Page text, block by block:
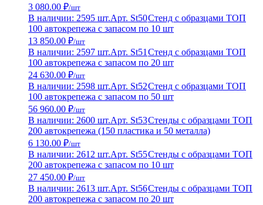
3 080.00 ₽/шт
В наличии: 2595 шт.Арт. St50Стенд с образцами ТОП
100 автокрепежа с запасом по 10 шт
13 850.00 ₽/шт
В наличии: 2597 шт.Арт. St51 Стенд с образцами ТОП
100 автокрепежа с запасом по 20 шт
24 630.00 ₽/шт
В наличии: 2598 шт.Арт. St52Стенд с образцами ТОП
100 автокрепежа с запасом по 50 шт
56 960.00 ₽/шт
В наличии: 2600 шт.Арт. St53Стенды с образцами ТОП
200 автокрепежа (150 пластика и 50 металла)
6 130.00 ₽/шт
В наличии: 2612 шт.Арт. St55Стенды с образцами ТОП
200 автокрепежа с запасом по 10 шт
27 450.00 ₽/шт
В наличии: 2613 шт.Арт. St56Стенды с образцами ТОП
200 автокрепежа с запасом по 20 шт